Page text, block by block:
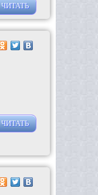
ЧИТАТЬ
ЧИТАТЬ